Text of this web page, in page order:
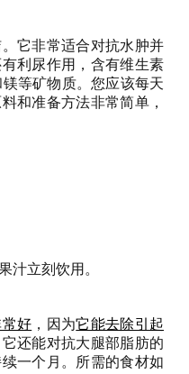
它非常适合对抗水肿并
利尿作用，含有维生素
等矿物质。您应该每天
和准备方法非常简单，
汁立刻饮用。
好 ，因为它能去除引起
还能对抗大腿部脂肪的
一个月。所需的食材如